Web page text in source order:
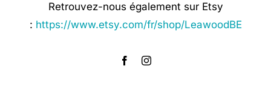
Retrouvez-nous également sur Etsy
: https://www.etsy.com/fr/shop/LeawoodBE